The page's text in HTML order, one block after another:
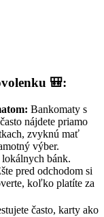
🎒:
Bankomaty s
nájdete priamo
zvyknú mať
výber.
bánk.
pred odchodom si
koľko platíte za
často, karty ako